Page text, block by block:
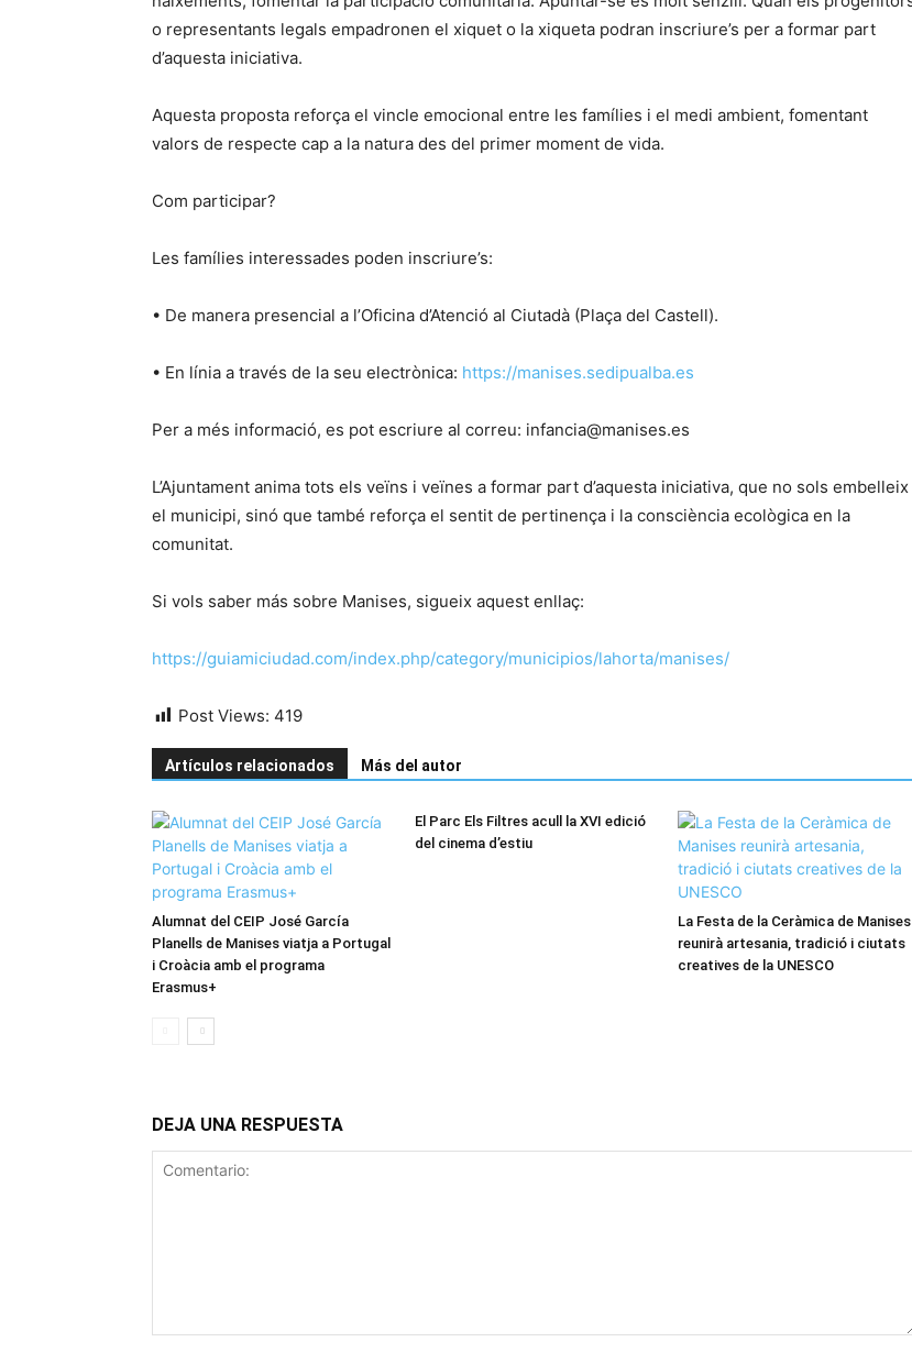
o representants legals empadronen el xiquet o la xiqueta podran inscriure’s per a formar part
d’aquesta iniciativa.
Aquesta proposta reforça el vincle emocional entre les famílies i el medi ambient, fomentant
valors de respecte cap a la natura des del primer moment de vida.
Com participar?
Les famílies interessades poden inscriure’s:
• De manera presencial a l’Oficina d’Atenció al Ciutadà (Plaça del Castell).
• En línia a través de la seu electrònica: https://manises.sedipualba.es
Per a més informació, es pot escriure al correu: infancia@manises.es
L’Ajuntament anima tots els veïns i veïnes a formar part d’aquesta iniciativa, que no sols embelleix
el municipi, sinó que també reforça el sentit de pertinença i la consciència ecològica en la
comunitat.
Si vols saber más sobre Manises, sigueix aquest enllaç:
https://guiamiciudad.com/index.php/category/municipios/lahorta/manises/
Post Views: 419
Artículos relacionados Más del autor
Alumnat del CEIP José García
Planells de Manises viatja a Portugal
i Croàcia amb el programa
Erasmus+
El Parc Els Filtres acull la XVI edició
del cinema d’estiu
La Festa de la Ceràmica de Manises
reunirà artesania, tradició i ciutats
creatives de la UNESCO
DEJA UNA RESPUESTA